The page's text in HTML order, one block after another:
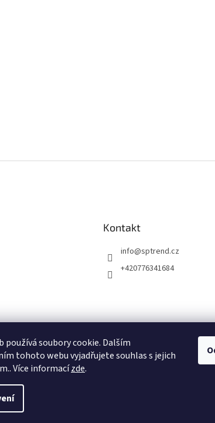
používá soubory cookie. Dalším
tohoto webu vyjadřujete souhlas s jejich
Více informacízde.
Kontakt
info@sptrend.cz
+420776341684